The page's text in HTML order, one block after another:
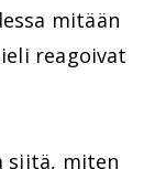
mitään
reagoivat
siitä, miten